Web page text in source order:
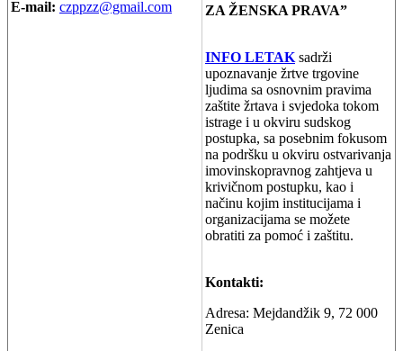
E-mail: czppzz@gmail.com
ZA ŽENSKA PRAVA”
INFO LETAK sadrži
upoznavanje žrtve trgovine
ljudima sa osnovnim pravima
zaštite žrtava i svjedoka tokom
istrage i u okviru sudskog
postupka, sa posebnim fokusom
na podršku u okviru ostvarivanja
imovinskopravnog zahtjeva u
krivičnom postupku, kao i
načinu kojim institucijama i
organizacijama se možete
obratiti za pomoć i zaštitu.
Kontakti:
Adresa: Mejdandžik 9, 72 000
Zenica